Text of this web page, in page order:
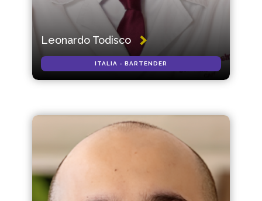
Leonardo Todisco
ITALIA - BARTENDER